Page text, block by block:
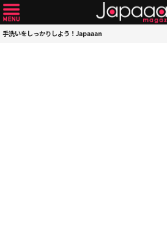
手洗いをしっかりしよう！Japaaan